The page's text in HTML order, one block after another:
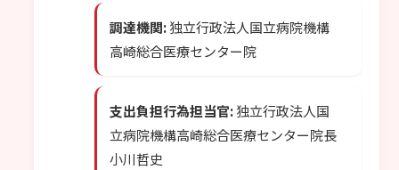
調達機関:独立行政法人国立病院機構
高崎総合医療センター院
支出負担行為担当官:独立行政法人国
立病院機構高崎総合医療センター院長
小川哲史